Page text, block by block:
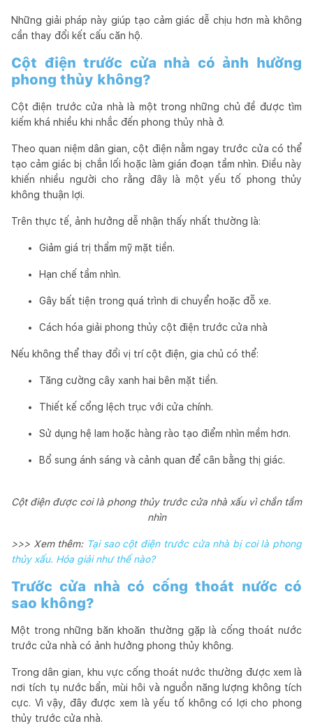
Những giải pháp này giúp tạo cảm giác dễ chịu hơn mà không
cần thay đổi kết cấu căn hộ.
Cột điện trước cửa nhà có ảnh hưởng
phong thủy không?
Cột điện trước cửa nhà là một trong những chủ đề được tìm
kiếm khá nhiều khi nhắc đến phong thủy nhà ở.
Theo quan niệm dân gian, cột điện nằm ngay trước cửa có thể
tạo cảm giác bị chắn lối hoặc làm gián đoạn tầm nhìn. Điều này
khiến nhiều người cho rằng đây là một yếu tố phong thủy
không thuận lợi.
Trên thực tế, ảnh hưởng dễ nhận thấy nhất thường là:
Giảm giá trị thẩm mỹ mặt tiền.
Hạn chế tầm nhìn.
Gây bất tiện trong quá trình di chuyển hoặc đỗ xe.
Cách hóa giải phong thủy cột điện trước cửa nhà
Nếu không thể thay đổi vị trí cột điện, gia chủ có thể:
Tăng cường cây xanh hai bên mặt tiền.
Thiết kế cổng lệch trục với cửa chính.
Sử dụng hệ lam hoặc hàng rào tạo điểm nhìn mềm hơn.
Bổ sung ánh sáng và cảnh quan để cân bằng thị giác.
Cột điện được coi là phong thủy trước cửa nhà xấu vì chắn tầm
nhìn
>>> Xem thêm: Tại sao cột điện trước cửa nhà bị coi là phong
thủy xấu. Hóa giải như thế nào?
Trước cửa nhà có cống thoát nước có
sao không?
Một trong những băn khoăn thường gặp là cống thoát nước
trước cửa nhà có ảnh hưởng phong thủy không.
Trong dân gian, khu vực cống thoát nước thường được xem là
nơi tích tụ nước bẩn, mùi hôi và nguồn năng lượng không tích
cực. Vì vậy, đây được xem là yếu tố không có lợi cho phong
thủy trước cửa nhà.